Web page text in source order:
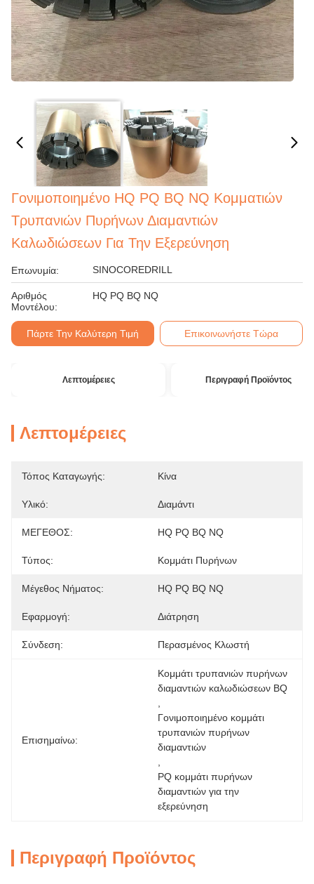
Γονιμοποιημένο HQ PQ BQ NQ Κομματιών
Τρυπανιών Πυρήνων Διαμαντιών
Καλωδιώσεων Για Την Εξερεύνηση
Επωνυμία: SINOCOREDRILL
Αριθμός
Μοντέλου:
HQ PQ BQ NQ
Πάρτε Την Καλύτερη Τιμή Επικοινωνήστε Τώρα
Λεπτομέρειες Περιγραφή Προϊόντος
Λεπτομέρειες
Τόπος Καταγωγής: Κίνα
Υλικό: Διαμάντι
ΜΕΓΕΘΟΣ: HQ PQ BQ NQ
Τύπος: Κομμάτι Πυρήνων
Μέγεθος Νήματος: HQ PQ BQ NQ
Εφαρμογή: Διάτρηση
Σύνδεση: Περασμένος Κλωστή
Επισημαίνω:
Κομμάτι τρυπανιών πυρήνων
διαμαντιών καλωδιώσεων BQ
Γονιμοποιημένο κομμάτι
τρυπανιών πυρήνων
διαμαντιών
PQ κομμάτι πυρήνων
διαμαντιών για την
εξερεύνηση
Περιγραφή Προϊόντος